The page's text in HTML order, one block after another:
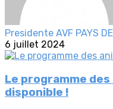
Presidente AVF PAYS
6 juillet 2024
Le programme
disponible !